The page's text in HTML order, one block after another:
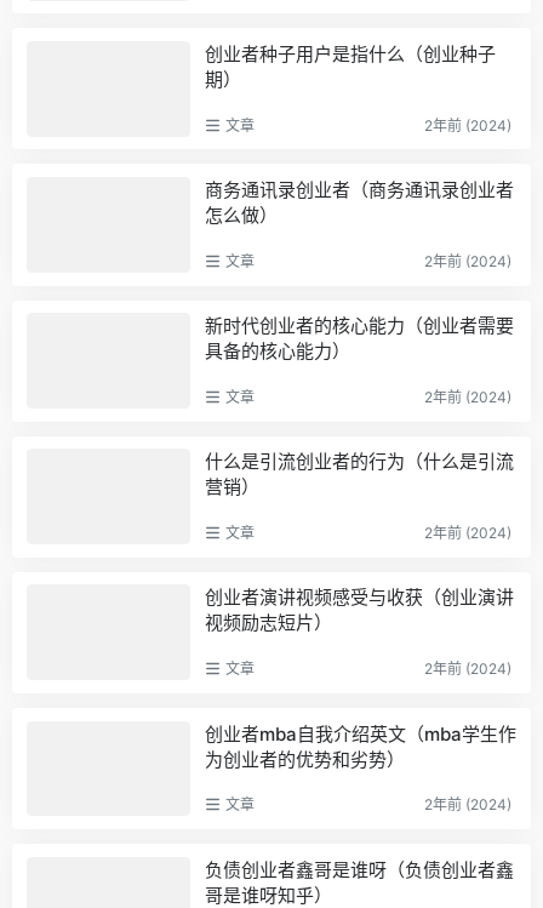
创业者种子用户是指什么（创业种子
期）
文章 2年前 (2024)
商务通讯录创业者（商务通讯录创业者
怎么做）
文章 2年前 (2024)
新时代创业者的核心能力（创业者需要
具备的核心能力）
文章 2年前 (2024)
什么是引流创业者的行为（什么是引流
营销）
文章 2年前 (2024)
创业者演讲视频感受与收获（创业演讲
视频励志短片）
文章 2年前 (2024)
创业者mba自我介绍英文（mba学生作
为创业者的优势和劣势）
文章 2年前 (2024)
负债创业者鑫哥是谁呀（负债创业者鑫
哥是谁呀知乎）